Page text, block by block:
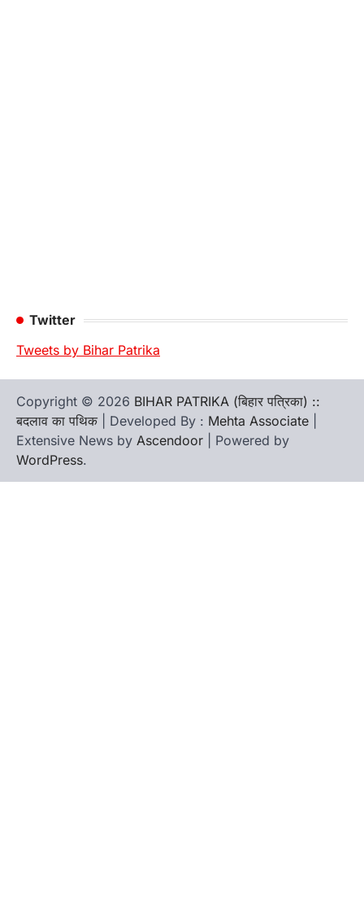
Twitter
Tweets by Bihar Patrika
Copyright © 2026 BIHAR PATRIKA (बिहार पत्रिका) ::
बदलाव का पथिक | Developed By : Mehta Associate
Extensive News by Ascendoor | Powered by
WordPress.